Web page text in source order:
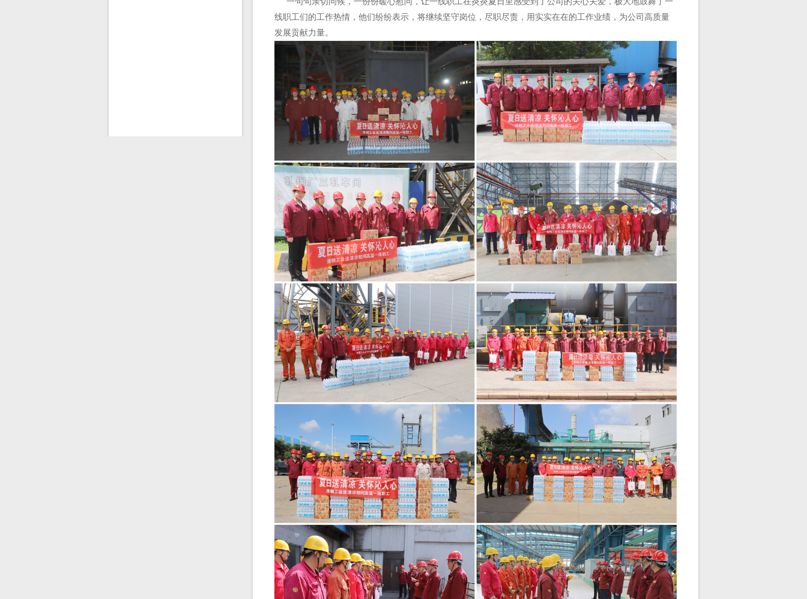
线职工们的工作热情，他们纷纷表示，将继续坚守岗位，尽职尽责，用实实在在的工作业绩，为公司高质量
发展贡献力量。